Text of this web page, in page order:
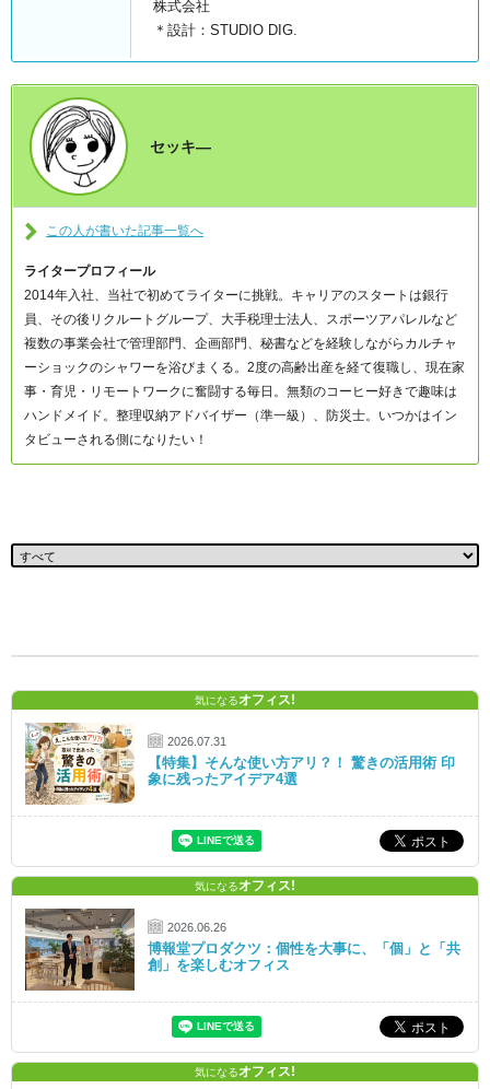
株式会社
＊設計：STUDIO DIG.
セッキ―
この人が書いた記事一覧へ
ライタープロフィール
2014年入社、当社で初めてライターに挑戦。キャリアのスタートは銀行
員、その後リクルートグループ、大手税理士法人、スポーツアパレルなど
複数の事業会社で管理部門、企画部門、秘書などを経験しながらカルチャ
ーショックのシャワーを浴びまくる。2度の高齢出産を経て復職し、現在家
事・育児・リモートワークに奮闘する毎日。無類のコーヒー好きで趣味は
ハンドメイド。整理収納アドバイザー（準一級）、防災士。いつかはイン
タビューされる側になりたい！
気になるオフィス!
2026.07.31
【特集】そんな使い方アリ？！ 驚きの活用術 印
象に残ったアイデア4選
気になるオフィス!
2026.06.26
博報堂プロダクツ：個性を大事に、「個」と「共
創」を楽しむオフィス
気になるオフィス!